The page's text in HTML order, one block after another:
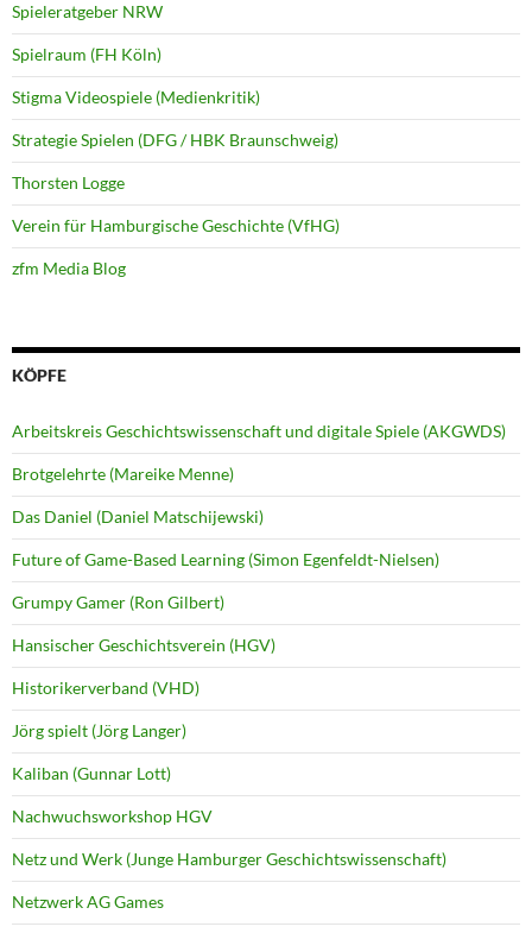
Spieleratgeber NRW
Spielraum (FH Köln)
Stigma Videospiele (Medienkritik)
Strategie Spielen (DFG / HBK Braunschweig)
Thorsten Logge
Verein für Hamburgische Geschichte (VfHG)
zfm Media Blog
KÖPFE
Arbeitskreis Geschichtswissenschaft und digitale Spiele (AKGWDS)
Brotgelehrte (Mareike Menne)
Das Daniel (Daniel Matschijewski)
Future of Game-Based Learning (Simon Egenfeldt-Nielsen)
Grumpy Gamer (Ron Gilbert)
Hansischer Geschichtsverein (HGV)
Historikerverband (VHD)
Jörg spielt (Jörg Langer)
Kaliban (Gunnar Lott)
Nachwuchsworkshop HGV
Netz und Werk (Junge Hamburger Geschichtswissenschaft)
Netzwerk AG Games